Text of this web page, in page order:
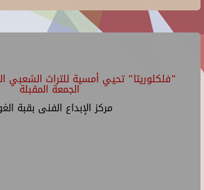
"فلكلوريتا" تحيي أمسية للتراث الشعبي
الجمعة المقبلة
مركز الإبداع الفنى بقبة